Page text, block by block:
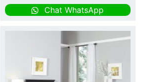
Chat WhatsApp